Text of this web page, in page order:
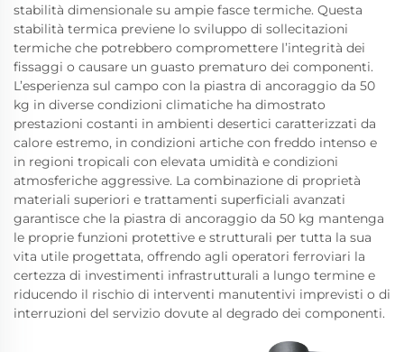
stabilità dimensionale su ampie fasce termiche. Questa
stabilità termica previene lo sviluppo di sollecitazioni
termiche che potrebbero compromettere l’integrità dei
fissaggi o causare un guasto prematuro dei componenti.
L’esperienza sul campo con la piastra di ancoraggio da 50
kg in diverse condizioni climatiche ha dimostrato
prestazioni costanti in ambienti desertici caratterizzati da
calore estremo, in condizioni artiche con freddo intenso e
in regioni tropicali con elevata umidità e condizioni
atmosferiche aggressive. La combinazione di proprietà
materiali superiori e trattamenti superficiali avanzati
garantisce che la piastra di ancoraggio da 50 kg mantenga
le proprie funzioni protettive e strutturali per tutta la sua
vita utile progettata, offrendo agli operatori ferroviari la
certezza di investimenti infrastrutturali a lungo termine e
riducendo il rischio di interventi manutentivi imprevisti o di
interruzioni del servizio dovute al degrado dei componenti.